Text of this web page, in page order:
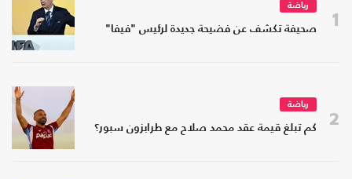
1
رياضة
صحيفة تكشف عن فضيحة جديدة لرئيس "فيفا"
2
رياضة
كم تبلغ قيمة عقد محمد صلاح مع طرابزون سبور؟